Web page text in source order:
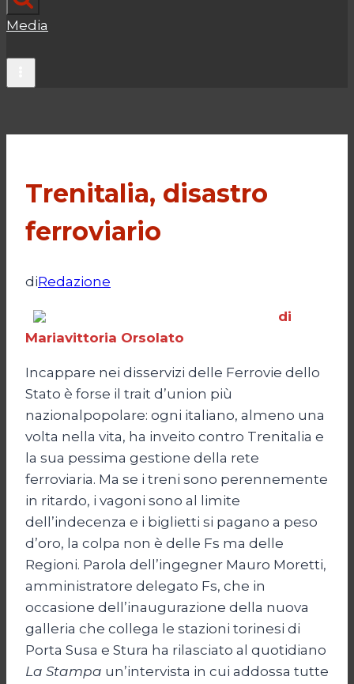
Media
Trenitalia, disastro
ferroviario
diRedazione
di
Mariavittoria Orsolato
Incappare nei disservizi delle Ferrovie dello
Stato è forse il trait d’union più
nazionalpopolare: ogni italiano, almeno una
volta nella vita, ha inveito contro Trenitalia e
la sua pessima gestione della rete
ferroviaria. Ma se i treni sono perennemente
in ritardo, i vagoni sono al limite
dell’indecenza e i biglietti si pagano a peso
d’oro, la colpa non è delle Fs ma delle
Regioni. Parola dell’ingegner Mauro Moretti,
amministratore delegato Fs, che in
occasione dell’inaugurazione della nuova
galleria che collega le stazioni torinesi di
Porta Susa e Stura ha rilasciato al quotidiano
La Stampa un’intervista in cui addossa tutte